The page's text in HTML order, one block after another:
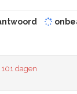
101 dagen